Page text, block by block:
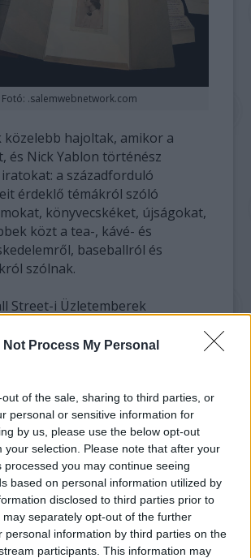
Not Process My Personal
of the sale, sharing to third parties, or
personal or sensitive information for
by us, please use the below opt-out
your selection. Please note that after your
processed you may continue seeing
based on personal information utilized by
disclosed to third parties prior to
separately opt-out of the further
personal information by third parties on the
participants. This information may
Fotó: .salemwebnetwork.com
közelebb hajoltak, amikor a
és Nick Yablon történész
a századforduló
érdeklő témákról szóló
könyvecskéket, újságokat,
közt a tea-, kávé- és
baseballról és
szólnak.
Street-i Üzletemberek
el a kapszulát, hogy
a New Netherland Company
évfordulóját. Ez a társaság
egyik úttörő
vállalkozása és a város későbbi
életének előfutára.
azt kérte, hogy 1974-ben
kapszulát, de időközben erről
míg a társaság egyik
gondnoka meg nem